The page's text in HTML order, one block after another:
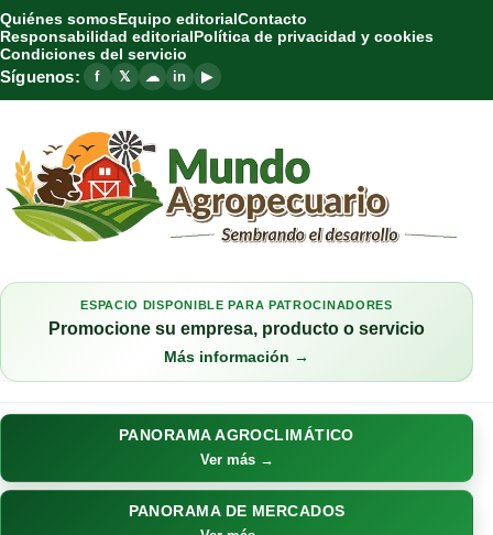
Quiénes somosEquipo editorialContacto
Responsabilidad editorialPolítica de privacidad y cookies
Condiciones del servicio
Síguenos: f 𝕏 ☁ in ▶
ESPACIO DISPONIBLE PARA PATROCINADORES
Promocione su empresa, producto o servicio
Más información →
PANORAMA AGROCLIMÁTICO
Ver más →
PANORAMA DE MERCADOS